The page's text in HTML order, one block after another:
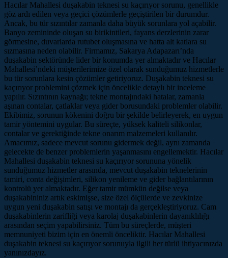
Hacılar Mahallesi duşakabin teknesi su kaçırıyor sorunu, genellikle
göz ardı edilen veya geçici çözümlerle geçiştirilen bir durumdur.
Ancak, bu tür sızıntılar zamanla daha büyük sorunlara yol açabilir.
Banyo zemininde oluşan su birikintileri, fayans derzlerinin zarar
görmesine, duvarlarda rutubet oluşmasına ve hatta alt katlara su
sızmasına neden olabilir. Firmamız, Sakarya Adapazarı’nda
duşakabin sektöründe lider bir konumda yer almaktadır ve Hacılar
Mahallesi’ndeki müşterilerimize özel olarak sunduğumuz hizmetlerle
bu tür sorunlara kesin çözümler getiriyoruz. Duşakabin teknesi su
kaçırıyor problemini çözmek için öncelikle detaylı bir inceleme
yapılır. Sızıntının kaynağı; tekne montajındaki hatalar, zamanla
aşınan contalar, çatlaklar veya gider borusundaki problemler olabilir.
Ekibimiz, sorunun kökenini doğru bir şekilde belirleyerek, en uygun
tamir yöntemini uygular. Bu süreçte, yüksek kaliteli silikonlar,
contalar ve gerektiğinde tekne onarım malzemeleri kullanılır.
Amacımız, sadece mevcut sorunu gidermek değil, aynı zamanda
gelecekte de benzer problemlerin yaşanmasını engellemektir. Hacılar
Mahallesi duşakabin teknesi su kaçırıyor sorununa yönelik
sunduğumuz hizmetler arasında, mevcut duşakabin teknelerinin
tamiri, conta değişimleri, silikon yenileme ve gider bağlantılarının
kontrolü yer almaktadır. Eğer tamir mümkün değilse veya
duşakabininiz artık eskimişse, size özel ölçülerde ve zevkinize
uygun yeni duşakabin satışı ve montajı da gerçekleştiriyoruz. Cam
duşakabinlerin zarifliği veya karolaj duşakabinlerin dayanıklılığı
arasından seçim yapabilirsiniz. Tüm bu süreçlerde, müşteri
memnuniyeti bizim için en önemli önceliktir. Hacılar Mahallesi
duşakabin teknesi su kaçırıyor sorunuyla ilgili her türlü ihtiyacınızda
yanınızdayız.